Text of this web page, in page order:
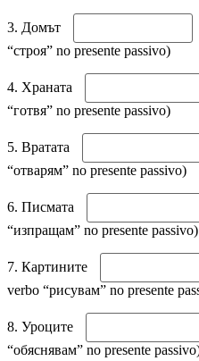
3. Домът
“строя” no presente passivo)
4. Храната
“готвя” no presente passivo)
5. Вратата
“отварям” no presente passivo)
6. Писмата
“изпращам” no presente passivo)
7. Картините
verbo “рисувам” no presente
8. Уроците
“обяснявам” no presente